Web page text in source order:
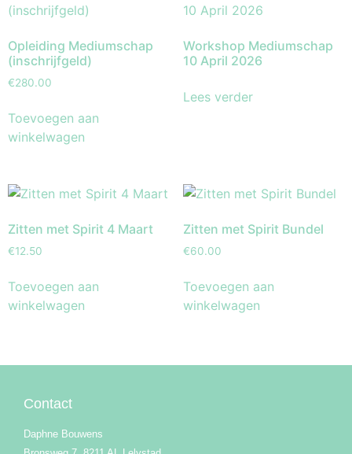
Opleiding Mediumschap
(inschrijfgeld)
€280.00
Toevoegen aan
winkelwagen
Workshop Mediumschap
10 April 2026
Lees verder
Zitten met Spirit 4 Maart
€12.50
Toevoegen aan
winkelwagen
Zitten met Spirit Bundel
€60.00
Toevoegen aan
winkelwagen
Contact
Daphne Bouwens